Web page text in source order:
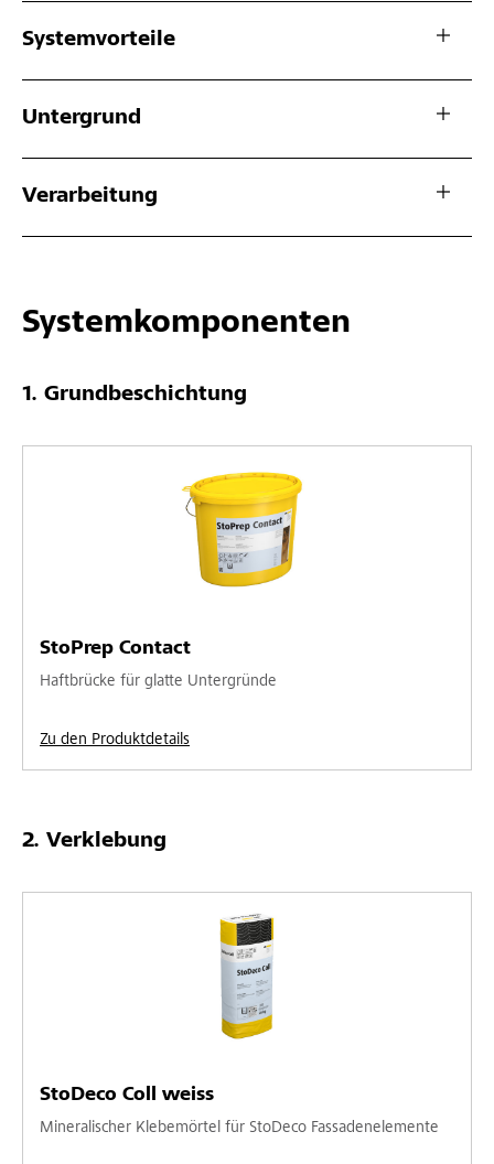
Systemvorteile
Untergrund
Verarbeitung
Systemkomponenten
Grundbeschichtung
StoPrep Contact
Haftbrücke für glatte Untergründe
Zu den Produktdetails
Verklebung
StoDeco Coll weiss
Mineralischer Klebemörtel für StoDeco Fassadenelemente